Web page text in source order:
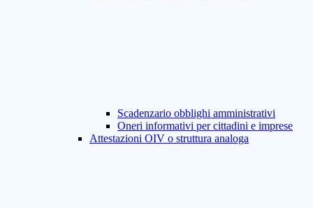
Scadenzario obblighi amministrativi
Oneri informativi per cittadini e imprese
Attestazioni OIV o struttura analoga